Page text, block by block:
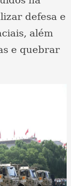
defesa e
além
e quebrar